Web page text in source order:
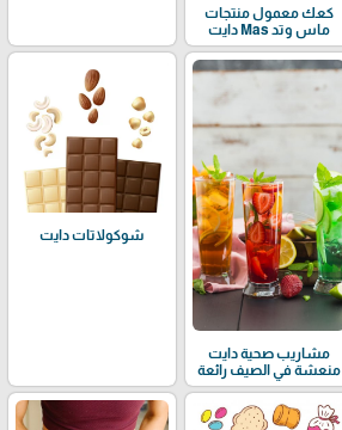
كعك معمول منتجات
ماس وتد Mas دايت
مشاريب صحية دايت
منعشة في الصيف رائعة
شوكولاتات دايت